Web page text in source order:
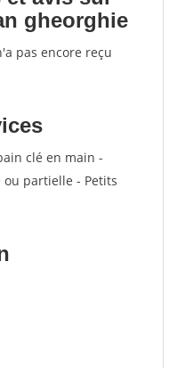
gheorghie
pas encore reçu
clé en main -
partielle - Petits